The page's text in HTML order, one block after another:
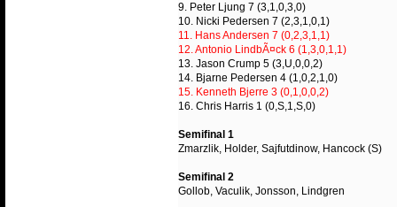
9. Peter Ljung 7 (3,1,0,3,0)
10. Nicki Pedersen 7 (2,3,1,0,1)
11. Hans Andersen 7 (0,2,3,1,1)
12. Antonio LindbÃ¤ck 6 (1,3,0,1,1)
13. Jason Crump 5 (3,U,0,0,2)
14. Bjarne Pedersen 4 (1,0,2,1,0)
15. Kenneth Bjerre 3 (0,1,0,0,2)
16. Chris Harris 1 (0,S,1,S,0)
Semifinal 1
Zmarzlik, Holder, Sajfutdinow, Hancock (S)
Semifinal 2
Gollob, Vaculik, Jonsson, Lindgren